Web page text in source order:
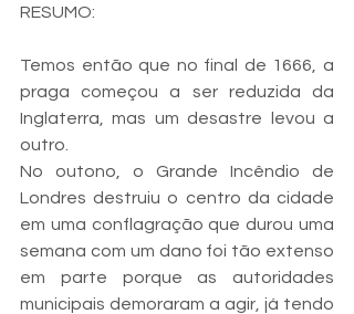
RESUMO:
Temos então que no final de 1666, a
praga começou a ser reduzida da
Inglaterra, mas um desastre levou a
outro.
No outono, o Grande Incêndio de
Londres destruiu o centro da cidade
em uma conflagração que durou uma
semana com um dano foi tão extenso
em parte porque as autoridades
municipais demoraram a agir, já tendo